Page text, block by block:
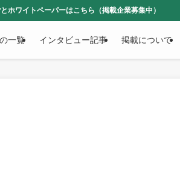
ホワイトペーパーはこちら（掲載企業募集中）
一覧 インタビュー記事 掲載について